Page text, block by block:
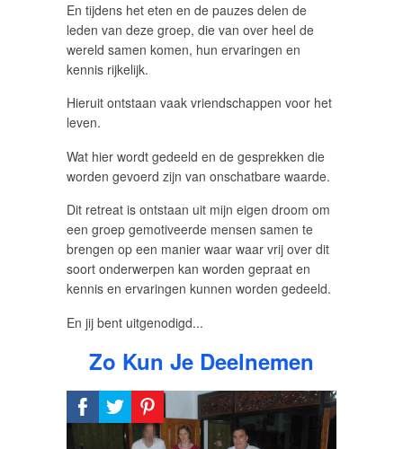
En tijdens het eten en de pauzes delen de
leden van deze groep, die van over heel de
wereld samen komen, hun ervaringen en
kennis rijkelijk.
Hieruit ontstaan vaak vriendschappen voor het
leven.
Wat hier wordt gedeeld en de gesprekken die
worden gevoerd zijn van onschatbare waarde.
Dit retreat is ontstaan uit mijn eigen droom om
een groep gemotiveerde mensen samen te
brengen op een manier waar waar vrij over dit
soort onderwerpen kan worden gepraat en
kennis en ervaringen kunnen worden gedeeld.
En jij bent uitgenodigd...
Zo Kun Je Deelnemen